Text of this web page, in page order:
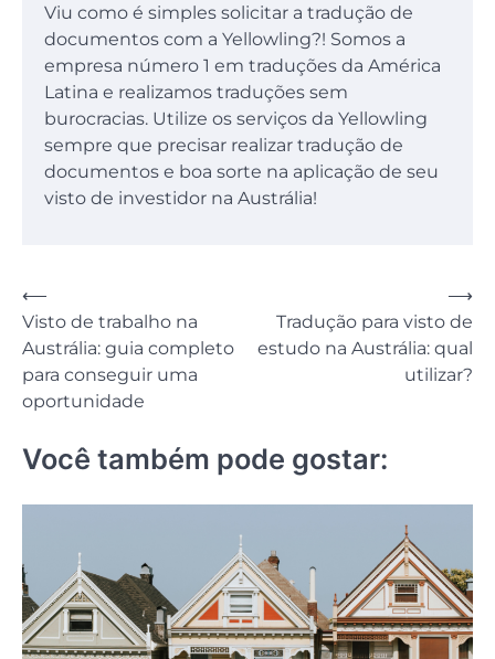
Viu como é simples solicitar a tradução de
documentos com a Yellowling?! Somos a
empresa número 1 em traduções da América
Latina e realizamos traduções sem
burocracias. Utilize os serviços da Yellowling
sempre que precisar realizar tradução de
documentos e boa sorte na aplicação de seu
visto de investidor na Austrália!
Navegação
de
Post
⟵
Visto de trabalho na
Austrália: guia completo
para conseguir uma
oportunidade
Tradução para visto de
estudo na Austrália: qual
utilizar?
⟶
Você também pode gostar: